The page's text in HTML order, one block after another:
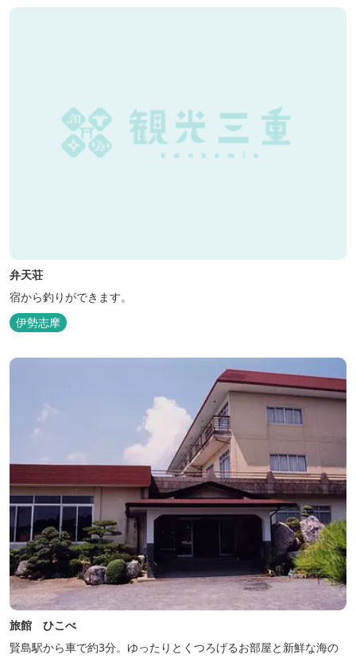
弁天荘
宿から釣りができます。
伊勢志摩
旅館 ひこべ
賢島駅から車で約3分。ゆったりとくつろげるお部屋と新鮮な海の